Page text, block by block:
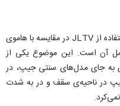
دیگر نکته‌ای که ارتش آمریکا را مجاب به استفاده از JLTV در مقایسه با هاموی
آن است. این موضوع یکی از
به جای مدل‌های سنتی جیپ، در
در ناحیه‌ی سقف و در به شدت